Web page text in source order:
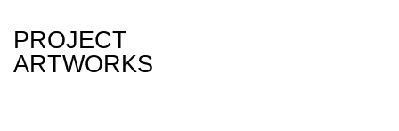
PROJECT
ARTWORKS